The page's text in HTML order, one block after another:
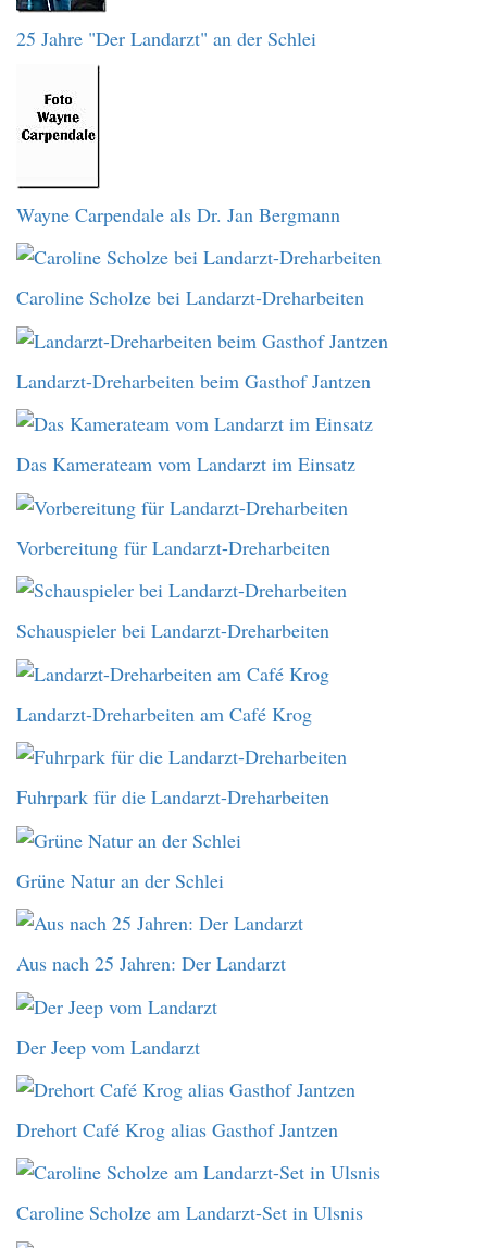
25 Jahre "Der Landarzt" an der Schlei
Wayne Carpendale als Dr. Jan Bergmann
Caroline Scholze bei Landarzt-Dreharbeiten
Landarzt-Dreharbeiten beim Gasthof Jantzen
Das Kamerateam vom Landarzt im Einsatz
Vorbereitung für Landarzt-Dreharbeiten
Schauspieler bei Landarzt-Dreharbeiten
Landarzt-Dreharbeiten am Café Krog
Fuhrpark für die Landarzt-Dreharbeiten
Grüne Natur an der Schlei
Aus nach 25 Jahren: Der Landarzt
Der Jeep vom Landarzt
Drehort Café Krog alias Gasthof Jantzen
Caroline Scholze am Landarzt-Set in Ulsnis